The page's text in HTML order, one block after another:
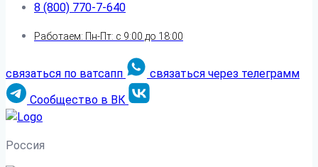
8 (800) 770-7-640
Работаем: Пн-Пт: с 9:00 до 18:00
связаться по ватсапп
связаться через телеграмм
Сообщество в ВК
Россия